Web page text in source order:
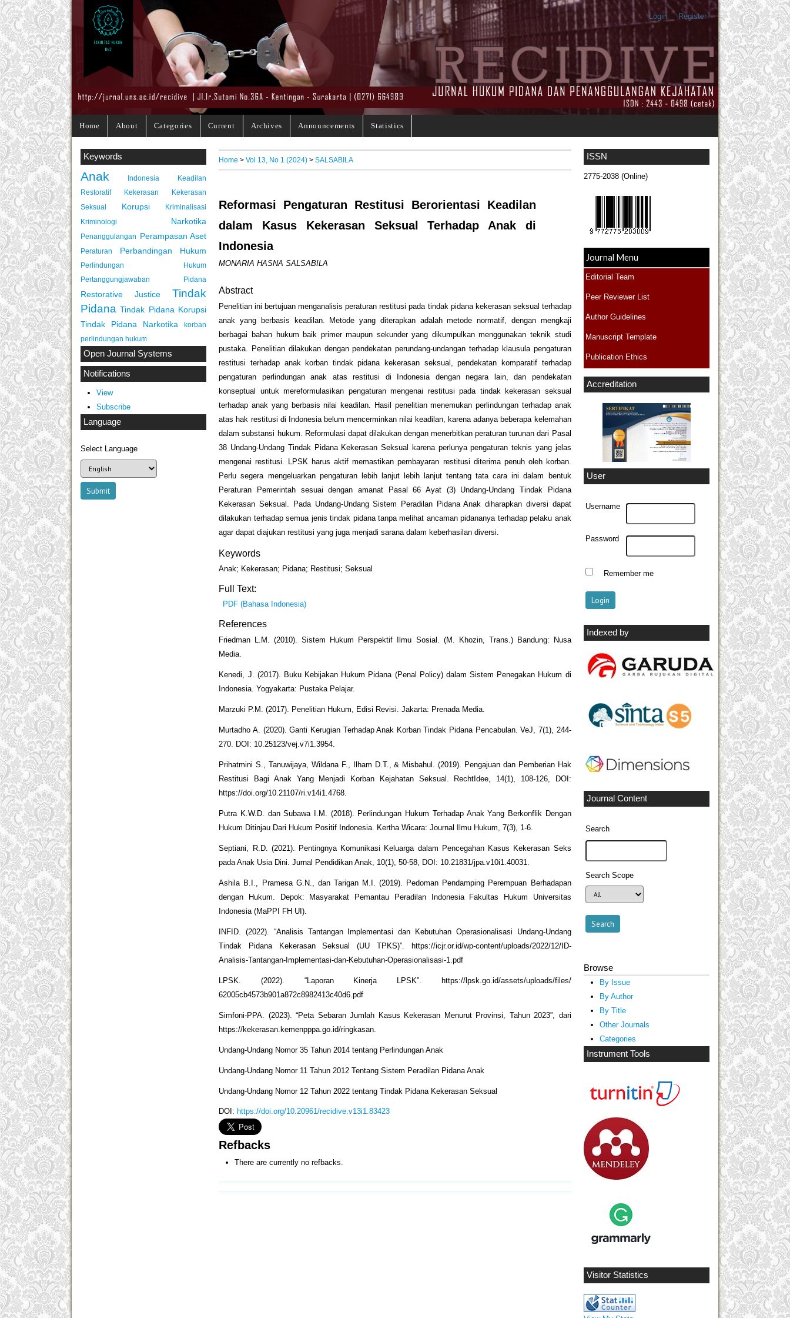
Login Register
Home About Categories Current Archives Announcements Statistics
ISSN
2775-2038 (Online)
Journal Menu
Editorial Team
Peer Reviewer List
Author Guidelines
Manuscript Template
Publication Ethics
Accreditation
User
Username
Password
Remember me
Indexed by
Journal Content
Search
Search Scope
Browse
By Issue
By Author
By Title
Other Journals
Categories
Instrument Tools
Visitor Statistics
Keywords
Anak Indonesia
Keadilan
Restoratif
Kekerasan
Kekerasan
Seksual
Korupsi
Kriminalisasi
Kriminologi
Narkotika
Penanggulangan Perampasan Aset
Peraturan Perbandingan Hukum
Perlindungan Hukum
Pertanggungjawaban Pidana
Restorative Justice
Tindak
Pidana Tindak Pidana Korupsi
Tindak Pidana Narkotika
korban
perlindungan hukum
Open Journal Systems
Notifications
View
Subscribe
Language
Select Language
Home >Vol 13, No 1 (2024) >SALSABILA
Reformasi Pengaturan Restitusi Berorientasi Keadilan
dalam Kasus Kekerasan Seksual Terhadap Anak di
Indonesia
MONARIA HASNA SALSABILA
Abstract
Penelitian ini bertujuan menganalisis peraturan restitusi pada tindak pidana kekerasan seksual terhadap
anak yang berbasis keadilan. Metode yang diterapkan adalah metode normatif, dengan mengkaji
berbagai bahan hukum baik primer maupun sekunder yang dikumpulkan menggunakan teknik studi
pustaka. Penelitian dilakukan dengan pendekatan perundang-undangan terhadap klausula pengaturan
restitusi terhadap anak korban tindak pidana kekerasan seksual, pendekatan komparatif terhadap
pengaturan perlindungan anak atas restitusi di Indonesia dengan negara lain, dan pendekatan
konseptual untuk mereformulasikan pengaturan mengenai restitusi pada tindak kekerasan seksual
terhadap anak yang berbasis nilai keadilan. Hasil penelitian menemukan perlindungan terhadap anak
atas hak restitusi di Indonesia belum mencerminkan nilai keadilan, karena adanya beberapa kelemahan
dalam substansi hukum. Reformulasi dapat dilakukan dengan menerbitkan peraturan turunan dari Pasal
38 Undang-Undang Tindak Pidana Kekerasan Seksual karena perlunya pengaturan teknis yang jelas
mengenai restitusi. LPSK harus aktif memastikan pembayaran restitusi diterima penuh oleh korban.
Perlu segera mengeluarkan pengaturan lebih lanjut lebih lanjut tentang tata cara ini dalam bentuk
Peraturan Pemerintah sesuai dengan amanat Pasal 66 Ayat (3) Undang-Undang Tindak Pidana
Kekerasan Seksual. Pada Undang-Undang Sistem Peradilan Pidana Anak diharapkan diversi dapat
dilakukan terhadap semua jenis tindak pidana tanpa melihat ancaman pidananya terhadap pelaku anak
agar dapat diajukan restitusi yang juga menjadi sarana dalam keberhasilan diversi.
Keywords
Anak; Kekerasan; Pidana; Restitusi; Seksual
Full Text:
PDF (Bahasa Indonesia)
References
Friedman L.M. (2010). Sistem Hukum Perspektif Ilmu Sosial. (M. Khozin, Trans.) Bandung: Nusa
Media.
Kenedi, J. (2017). Buku Kebijakan Hukum Pidana (Penal Policy) dalam Sistem Penegakan Hukum di
Indonesia. Yogyakarta: Pustaka Pelajar.
Marzuki P.M. (2017). Penelitian Hukum, Edisi Revisi. Jakarta: Prenada Media.
Murtadho A. (2020). Ganti Kerugian Terhadap Anak Korban Tindak Pidana Pencabulan. VeJ, 7(1), 244-
270. DOI: 10.25123/vej.v7i1.3954.
Prihatmini S., Tanuwijaya, Wildana F., Ilham D.T., & Misbahul. (2019). Pengajuan dan Pemberian Hak
Restitusi Bagi Anak Yang Menjadi Korban Kejahatan Seksual. RechtIdee, 14(1), 108-126, DOI:
https://doi.org/10.21107/ri.v14i1.4768.
Putra K.W.D. dan Subawa I.M. (2018). Perlindungan Hukum Terhadap Anak Yang Berkonflik Dengan
Hukum Ditinjau Dari Hukum Positif Indonesia. Kertha Wicara: Journal Ilmu Hukum, 7(3), 1-6.
Septiani, R.D. (2021). Pentingnya Komunikasi Keluarga dalam Pencegahan Kasus Kekerasan Seks
pada Anak Usia Dini. Jurnal Pendidikan Anak, 10(1), 50-58, DOI: 10.21831/jpa.v10i1.40031.
Ashila B.I., Pramesa G.N., dan Tarigan M.I. (2019). Pedoman Pendamping Perempuan Berhadapan
dengan Hukum. Depok: Masyarakat Pemantau Peradilan Indonesia Fakultas Hukum Universitas
Indonesia (MaPPI FH UI).
INFID. (2022). “Analisis Tantangan Implementasi dan Kebutuhan Operasionalisasi Undang-Undang
Tindak Pidana Kekerasan Seksual (UU TPKS)”. https://icjr.or.id/wp-content/uploads/2022/12/ID-
Analisis-Tantangan-Implementasi-dan-Kebutuhan-Operasionalisasi-1.pdf
LPSK. (2022). “Laporan Kinerja LPSK”. https://lpsk.go.id/assets/uploads/files/
62005cb4573b901a872c8982413c40d6.pdf
Simfoni-PPA. (2023). “Peta Sebaran Jumlah Kasus Kekerasan Menurut Provinsi, Tahun 2023”, dari
https://kekerasan.kemenpppa.go.id/ringkasan.
Undang-Undang Nomor 35 Tahun 2014 tentang Perlindungan Anak
Undang-Undang Nomor 11 Tahun 2012 Tentang Sistem Peradilan Pidana Anak
Undang-Undang Nomor 12 Tahun 2022 tentang Tindak Pidana Kekerasan Seksual
DOI: https://doi.org/10.20961/recidive.v13i1.83423
Refbacks
There are currently no refbacks.